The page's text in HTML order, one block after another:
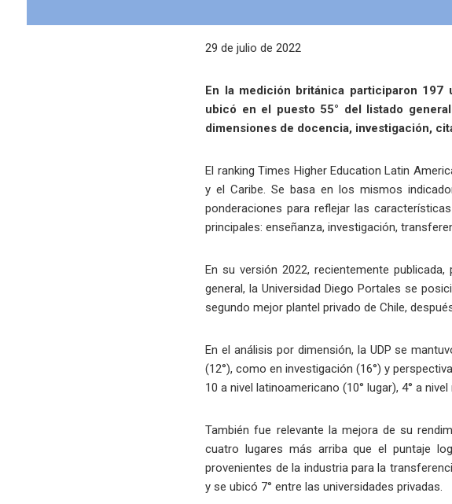
29 de julio de 2022
En la medición británica participaron 197
ubicó en el puesto 55° del listado
dimensiones de docencia, investigación,
El ranking Times Higher Education Latin
y el Caribe. Se basa en los mismos
ponderaciones para reflejar las
principales: enseñanza, investigación,
En su versión 2022, recientemente
general, la Universidad Diego Portales se
segundo mejor plantel privado de Chile,
En el análisis por dimensión, la UDP se
(12°), como en investigación (16°) y
10 a nivel latinoamericano (10° lugar), 4° a
También fue relevante la mejora de su
cuatro lugares más arriba que el puntaje
provenientes de la industria para la
y se ubicó 7° entre las universidades privadas.